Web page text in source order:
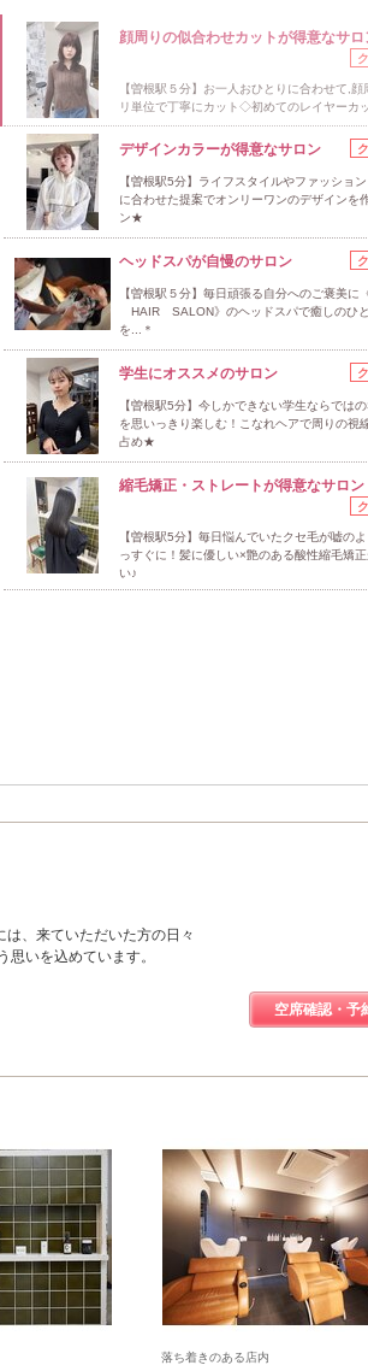
顔周りの似合わせカットが得意なサロ
【曽根駅５分】お一人おひとりに合わせて,顔
リ単位で丁寧にカット◇初めてのレイヤーカ
デザインカラーが得意なサロン
【曽根駅5分】ライフスタイルやファッショ
に合わせた提案でオンリーワンのデザインを
ン★
ヘッドスパが自慢のサロン
【曽根駅５分】毎日頑張る自分へのご褒美に
HAIR SALON》のヘッドスパで癒しのひ
を...＊
学生にオススメのサロン
【曽根駅5分】今しかできない学生ならでは
を思いっきり楽しむ！こなれヘアで周りの視
占め★
縮毛矯正・ストレートが得意なサロン
【曽根駅5分】毎日悩んでいたクセ毛が嘘の
っすぐに！髪に優しい×艶のある酸性縮毛矯
い♪
、来ていただいた方の日々
いを込めています。
空席確認・予
落ち着きのある店内